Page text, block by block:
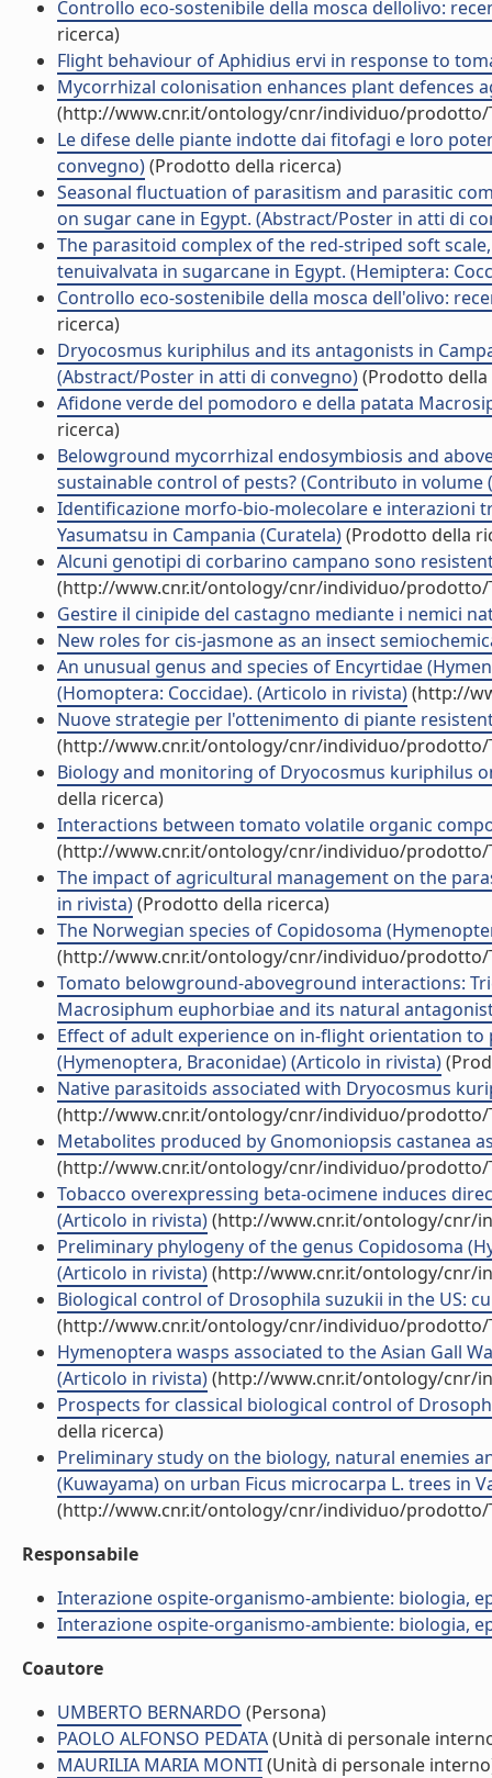
Controllo eco-sostenibile della mosca dellolivo:
ricerca)
Flight behaviour of Aphidius ervi in response to
Mycorrhizal colonisation enhances plant defences
(http://www.cnr.it/ontology/cnr/individuo/prodotto/
Le difese delle piante indotte dai fitofagi e loro
convegno)(Prodotto della ricerca)
Seasonal fluctuation of parasitism and parasitic
on sugar cane in Egypt. (Abstract/Poster in atti di
The parasitoid complex of the red-striped soft
tenuivalvata in sugarcane in Egypt. (Hemiptera:
Controllo eco-sostenibile della mosca dell'olivo:
ricerca)
Dryocosmus kuriphilus and its antagonists in
(Abstract/Poster in atti di convegno)(Prodotto della
Afidone verde del pomodoro e della patata
ricerca)
Belowground mycorrhizal endosymbiosis and
sustainable control of pests? (Contributo in volume
Identificazione morfo-bio-molecolare e interazioni
Yasumatsu in Campania (Curatela)(Prodotto della
Alcuni genotipi di corbarino campano sono
(http://www.cnr.it/ontology/cnr/individuo/prodotto/
Gestire il cinipide del castagno mediante i nemici
New roles for cis-jasmone as an insect
An unusual genus and species of Encyrtidae
(Homoptera: Coccidae). (Articolo in rivista)(http://
Nuove strategie per l'ottenimento di piante
(http://www.cnr.it/ontology/cnr/individuo/prodotto/
Biology and monitoring of Dryocosmus kuriphilus
della ricerca)
Interactions between tomato volatile organic
(http://www.cnr.it/ontology/cnr/individuo/prodotto/
The impact of agricultural management on the
in rivista)(Prodotto della ricerca)
The Norwegian species of Copidosoma
(http://www.cnr.it/ontology/cnr/individuo/prodotto/
Tomato belowground-aboveground interactions:
Macrosiphum euphorbiae and its natural
Effect of adult experience on in-flight orientation
(Hymenoptera, Braconidae) (Articolo in rivista)
Native parasitoids associated with Dryocosmus
(http://www.cnr.it/ontology/cnr/individuo/prodotto/
Metabolites produced by Gnomoniopsis castanea
(http://www.cnr.it/ontology/cnr/individuo/prodotto/
Tobacco overexpressing beta-ocimene induces
(Articolo in rivista)(http://www.cnr.it/ontology/cnr/
Preliminary phylogeny of the genus Copidosoma
(Articolo in rivista)(http://www.cnr.it/ontology/cnr/
Biological control of Drosophila suzukii in the US:
(http://www.cnr.it/ontology/cnr/individuo/prodotto/
Hymenoptera wasps associated to the Asian Gall
(Articolo in rivista)(http://www.cnr.it/ontology/cnr/
Prospects for classical biological control of
della ricerca)
Preliminary study on the biology, natural enemies
(Kuwayama) on urban Ficus microcarpa L. trees in
(http://www.cnr.it/ontology/cnr/individuo/prodotto/
Responsabile
Interazione ospite-organismo-ambiente: biologia,
Interazione ospite-organismo-ambiente: biologia,
Coautore
UMBERTO BERNARDO (Persona)
PAOLO ALFONSO PEDATA(Unità di personale
MAURILIA MARIA MONTI(Unità di personale